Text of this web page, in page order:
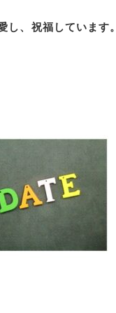
し、祝福しています。